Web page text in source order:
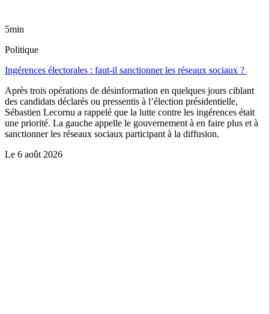
5min
Politique
Ingérences électorales : faut-il sanctionner les réseaux sociaux ?
Après trois opérations de désinformation en quelques jours ciblant
des candidats déclarés ou pressentis à l’élection présidentielle,
Sébastien Lecornu a rappelé que la lutte contre les ingérences était
une priorité. La gauche appelle le gouvernement à en faire plus et à
sanctionner les réseaux sociaux participant à la diffusion.
Le 6 août 2026